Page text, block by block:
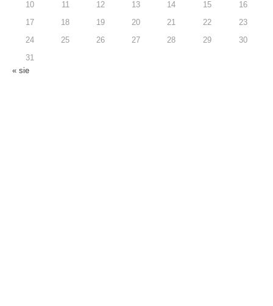
10 11 12 13 14 15 16
17 18 19 20 21 22 23
24 25 26 27 28 29 30
31
« sie